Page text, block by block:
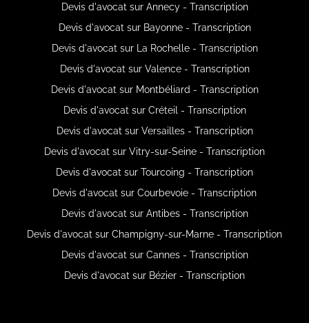
Devis d'avocat sur Annecy - Transcription
Devis d'avocat sur Bayonne - Transcription
Devis d'avocat sur La Rochelle - Transcription
Devis d'avocat sur Valence - Transcription
Devis d'avocat sur Montbéliard - Transcription
Devis d'avocat sur Créteil - Transcription
Devis d'avocat sur Versailles - Transcription
Devis d'avocat sur Vitry-sur-Seine - Transcription
Devis d'avocat sur Tourcoing - Transcription
Devis d'avocat sur Courbevoie - Transcription
Devis d'avocat sur Antibes - Transcription
Devis d'avocat sur Champigny-sur-Marne - Transcription
Devis d'avocat sur Cannes - Transcription
Devis d'avocat sur Bézier - Transcription